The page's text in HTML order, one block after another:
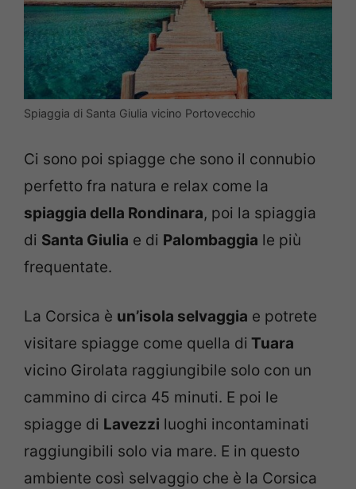
Spiaggia di Santa Giulia vicino Portovecchio
Ci sono poi spiagge che sono il connubio
perfetto fra natura e relax come la
spiaggia della Rondinara, poi la spiaggia
di Santa Giulia e di Palombaggia le più
frequentate.
La Corsica è un’isola selvaggia e potrete
visitare spiagge come quella di Tuara
vicino Girolata raggiungibile solo con un
cammino di circa 45 minuti. E poi le
spiagge di Lavezzi luoghi incontaminati
raggiungibili solo via mare. E in questo
ambiente così selvaggio che è la Corsica